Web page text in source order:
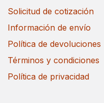
Solicitud de cotización
Información de envío
Política de devoluciones
Términos y condiciones
Política de privacidad